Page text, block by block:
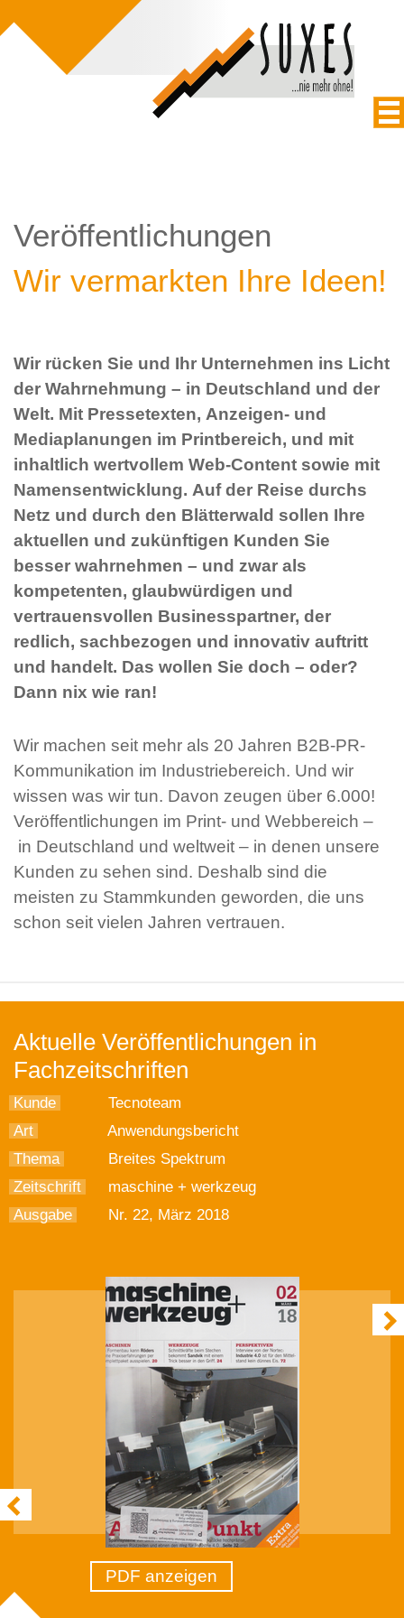
Veröffentlichungen
Wir vermarkten Ihre Ideen!
Wir rücken Sie und Ihr Unternehmen ins Licht
der Wahrnehmung – in Deutschland und der
Welt. Mit Pressetexten, Anzeigen- und
Mediaplanungen im Printbereich, und mit
inhaltlich wertvollem Web-Content sowie mit
Namensentwicklung. Auf der Reise durchs
Netz und durch den Blätterwald sollen Ihre
aktuellen und zukünftigen Kunden Sie
besser wahrnehmen – und zwar als
kompetenten, glaubwürdigen und
vertrauensvollen Businesspartner, der
redlich, sachbezogen und innovativ auftritt
und handelt. Das wollen Sie doch – oder?
Dann nix wie ran!
Wir machen seit mehr als 20 Jahren B2B-PR-
Kommunikation im Industriebereich. Und wir
wissen was wir tun. Davon zeugen über 6.000!
Veröffentlichungen im Print- und Webbereich –
in Deutschland und weltweit – in denen unsere
Kunden zu sehen sind. Deshalb sind die
meisten zu Stammkunden geworden, die uns
schon seit vielen Jahren vertrauen.
Aktuelle Veröffentlichungen in
Fachzeitschriften
Kunde
Tecnoteam
Art
Anwendungsbericht
Thema
Breites Spektrum
Zeitschrift
maschine + werkzeug
Ausgabe
Nr. 22, März 2018
PDF anzeigen